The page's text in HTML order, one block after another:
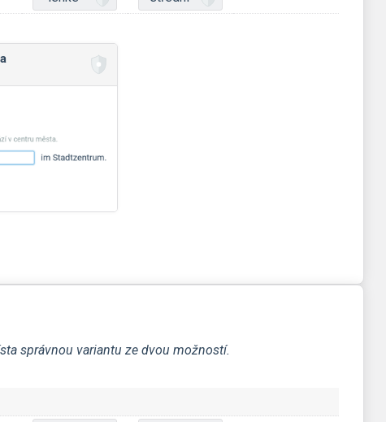
správnou variantu ze dvou možností.